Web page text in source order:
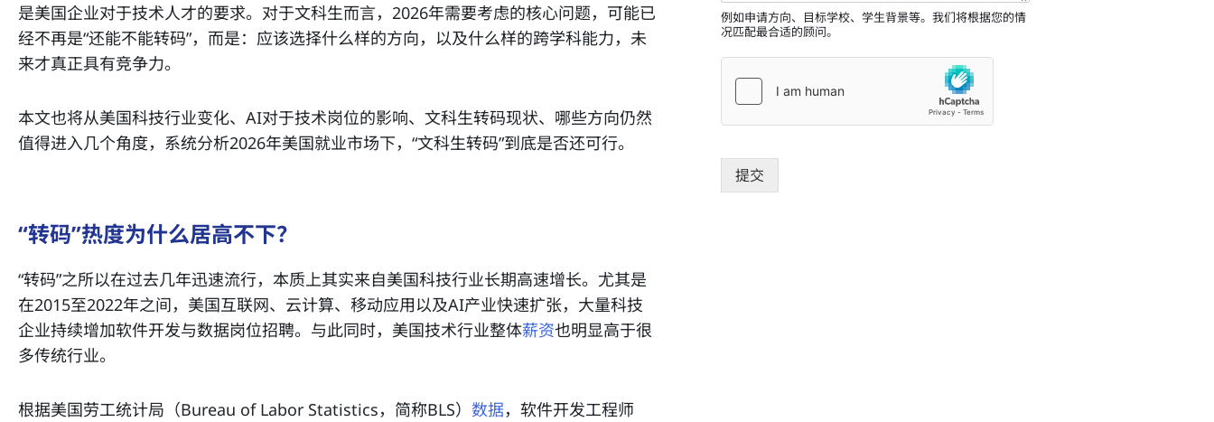
是美国企业对于技术人才的要求。对于文科生而言，2026年需要考虑的核心问题，可能已
经不再是“还能不能转码”，而是：应该选择什么样的方向，以及什么样的跨学科能力，未
来才真正具有竞争力。
本文也将从美国科技行业变化、AI对于技术岗位的影响、文科生转码现状、哪些方向仍然
值得进入几个角度，系统分析2026年美国就业市场下，“文科生转码”到底是否还可行。
“转码”热度为什么居高不下？
“转码”之所以在过去几年迅速流行，本质上其实来自美国科技行业长期高速增长。尤其是
在2015至2022年之间，美国互联网、云计算、移动应用以及AI产业快速扩张，大量科技
企业持续增加软件开发与数据岗位招聘。与此同时，美国技术行业整体薪资也明显高于很
多传统行业。
根据美国劳工统计局（Bureau of Labor Statistics，简称BLS） 数据，软件开发工程师
例如申请方向、目标学校、学生背景等。我们将根据您的情
况匹配最合适的顾问。
提交